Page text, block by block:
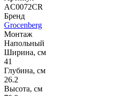
AC0072CR
Бренд
Grocenberg
Монтаж
Напольный
Ширина, см
41
Глубина, см
26.2
Высота, см